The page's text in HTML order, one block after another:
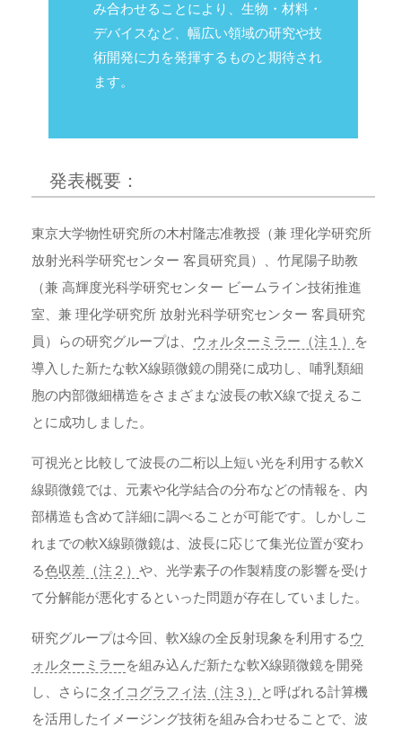
み合わせることにより、生物・材料・
デバイスなど、幅広い領域の研究や技
術開発に力を発揮するものと期待され
ます。
発表概要：
東京大学物性研究所の木村隆志准教授（兼 理化学研究所
放射光科学研究センター 客員研究員）、竹尾陽子助教
（兼 高輝度光科学研究センター ビームライン技術推進
室、兼 理化学研究所 放射光科学研究センター 客員研究
員）らの研究グループは、 ウォルターミラー（注１）
を
導入した新たな軟X線顕微鏡の開発に成功し、哺乳類細
胞の内部微細構造をさまざまな波長の軟X線で捉えるこ
とに成功しました。
可視光と比較して波長の二桁以上短い光を利用する軟X
線顕微鏡では、元素や化学結合の分布などの情報を、内
部構造も含めて詳細に調べることが可能です。しかしこ
れまでの軟X線顕微鏡は、波長に応じて集光位置が変わ
る色収差（注２） や、光学素子の作製精度の影響を受け
て分解能が悪化するといった問題が存在していました。
研究グループは今回、軟X線の全反射現象を利用するウ
ォルターミラーを組み込んだ新たな軟X線顕微鏡を開発
し、さらに タイコグラフィ法（注３）
と呼ばれる計算機
を活用したイメージング技術を組み合わせることで、波